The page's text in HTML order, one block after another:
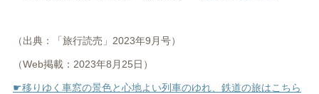
（出典：「旅行読売」2023年9月号）
（Web掲載：2023年8月25日）
☛移りゆく車窓の景色と心地よい列車のゆれ、鉄道の旅はこちら